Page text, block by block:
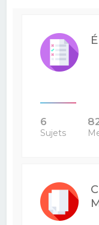
6
Sujets